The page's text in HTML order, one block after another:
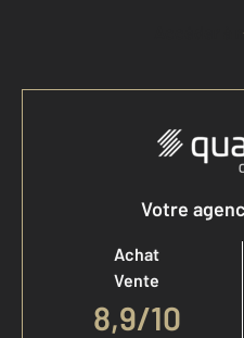
Accéder à
Votre
Achat
Vente
8,9/10